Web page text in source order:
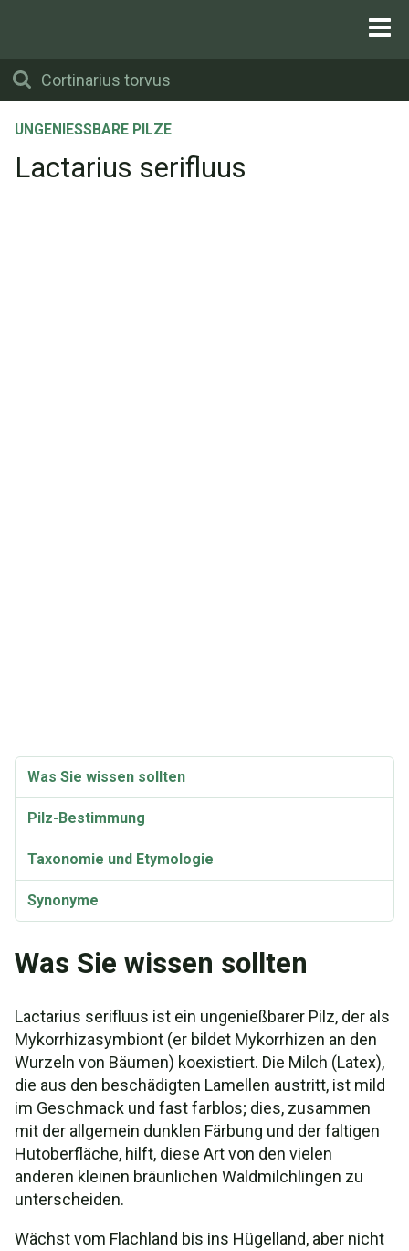
UNGENIESSBARE PILZE
Lactarius serifluus
Was Sie wissen sollten
Pilz-Bestimmung
Taxonomie und Etymologie
Synonyme
Was Sie wissen sollten
Lactarius serifluus ist ein ungenießbarer Pilz, der als
Mykorrhizasymbiont (er bildet Mykorrhizen an den
Wurzeln von Bäumen) koexistiert. Die Milch (Latex),
die aus den beschädigten Lamellen austritt, ist mild
im Geschmack und fast farblos; dies, zusammen
mit der allgemein dunklen Färbung und der faltigen
Hutoberfläche, hilft, diese Art von den vielen
anderen kleinen bräunlichen Waldmilchlingen zu
unterscheiden.
Wächst vom Flachland bis ins Hügelland, aber nicht